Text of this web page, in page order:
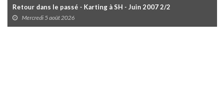
Retour dans le passé - Karting à SH - Juin 2007 2/2
Mercredi 5 août 2026